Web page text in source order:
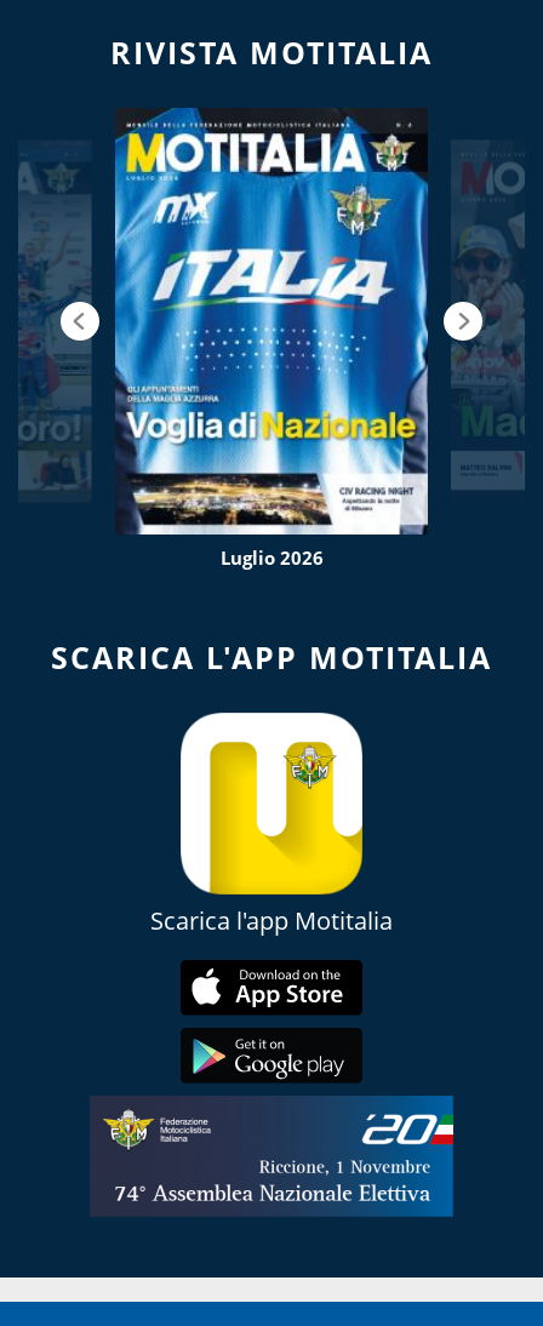
RIVISTA MOTITALIA
Luglio 2026
SCARICA L'APP MOTITALIA
Scarica l'app Motitalia